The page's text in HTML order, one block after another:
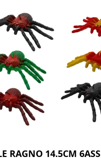
RAGNO 14.5CM 6ASS